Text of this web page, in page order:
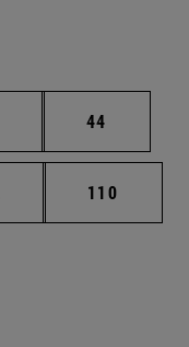
Páginas intermedias
Página
44
Páginas intermedias
Página
110